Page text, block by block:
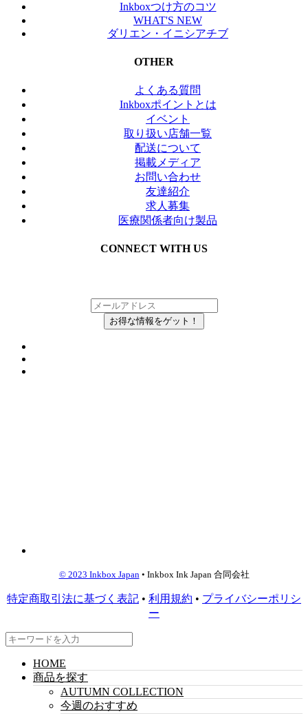
Inkboxつけ方のコツ
WHAT'S NEW
ダリエン・イニシアチブ
OTHER
よくある質問
Inkboxポイントとは
イベント
取り扱い店舗一覧
配送について
掲載メディア
お問い合わせ
友達紹介
求人募集
医療関係者向け製品
CONNECT WITH US
© 2023 Inkbox Japan• Inkbox Ink Japan 合同会社
特定商取引法に基づく表記 • 利用規約 • プライバシーポリシ
ー
HOME
商品を探す
AUTUMN COLLECTION
今週のおすすめ